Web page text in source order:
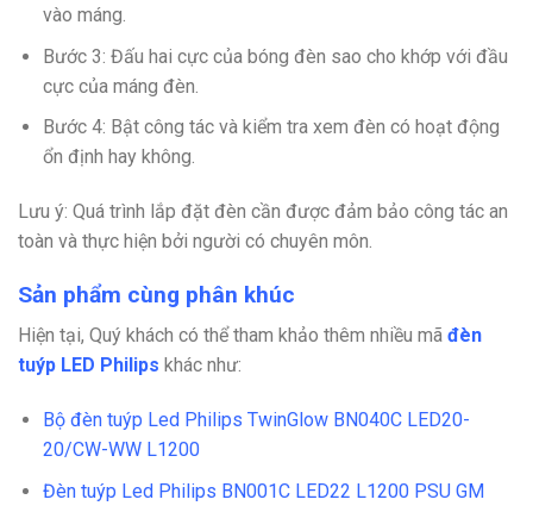
vào máng.
Bước 3: Đấu hai cực của bóng đèn sao cho khớp với đầu
cực của máng đèn.
Bước 4: Bật công tác và kiểm tra xem đèn có hoạt động
ổn định hay không.
Lưu ý: Quá trình lắp đặt đèn cần được đảm bảo công tác an
toàn và thực hiện bởi người có chuyên môn.
Sản phẩm cùng phân khúc
Hiện tại, Quý khách có thể tham khảo thêm nhiều mã đèn
tuýp LED Philips khác như:
Bộ đèn tuýp Led Philips TwinGlow BN040C LED20-
20/CW-WW L1200
Đèn tuýp Led Philips BN001C LED22 L1200 PSU GM